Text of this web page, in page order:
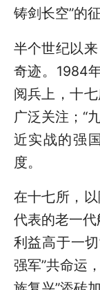
铸剑长空”的
半个世纪以
奇迹。1984
阅兵上，十
广泛关注；“
近实战的强
度。
在十七所，
代表的老一
利益高于一
强军”共命运